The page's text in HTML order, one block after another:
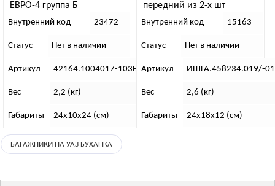
ЕВРО-4 группа Б
Внутренний код 23472
Статус Нет в наличии
Артикул 42164.1004017-103Б
Вес 2,2 (кг)
Габариты 24х10х24 (см)
передний из 2-х шт
Внутренний код 15163
Статус Нет в наличии
Артикул ИШГА.458234.019/-
Вес 2,6 (кг)
Габариты 24х18х12 (см)
БАГАЖНИКИ НА УАЗ БУХАНКА